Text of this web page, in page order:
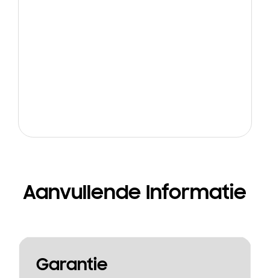
Aanvullende Informatie
Garantie